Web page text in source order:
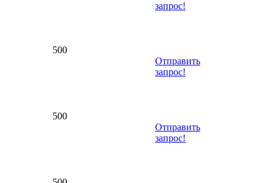
запрос!
500
Отправить
запрос!
500
Отправить
запрос!